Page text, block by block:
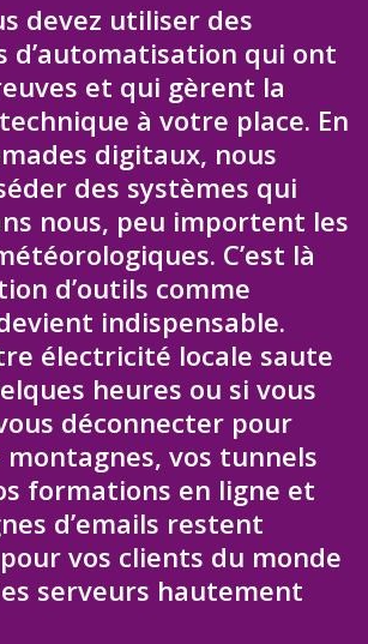
devez utiliser des
d’automatisation qui ont
et qui gèrent la
à votre place. En
digitaux, nous
des systèmes qui
nous, peu importent les
C’est là
d’outils comme
indispensable.
électricité locale saute
heures ou si vous
déconnecter pour
vos tunnels
formations en ligne et
d’emails restent
vos clients du monde
serveurs hautement